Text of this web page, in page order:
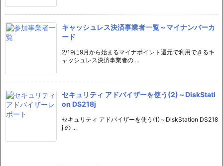
キャッシュレス決済事業者一覧～マイナンバーカ
ード
2/19に9月から始まるマイナポイント還元で利用できるキ
ャッシュレス決済事業者の ...
セキュリティ アドバイザーを使う(2)～DiskStati
on DS218j
セキュリティ アドバイザーを使う(1)～DiskStation DS218
j の ...